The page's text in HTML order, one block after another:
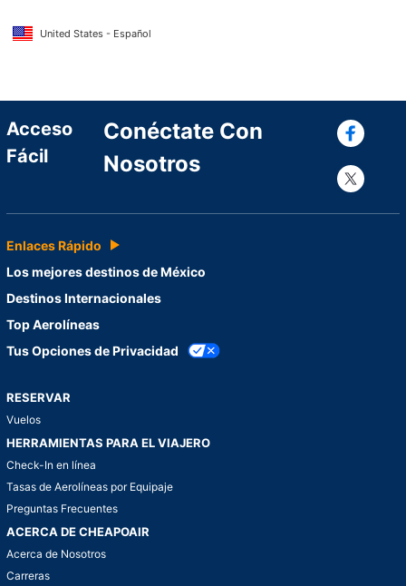
United States - Español
Acceso
Fácil
Conéctate Con
Nosotros
Enlaces Rápido
Los mejores destinos de México
Destinos Internacionales
Top Aerolíneas
Tus Opciones de Privacidad
RESERVAR
Vuelos
HERRAMIENTAS PARA EL VIAJERO
Check-In en línea
Tasas de Aerolíneas por Equipaje
Preguntas Frecuentes
ACERCA DE CHEAPOAIR
Acerca de Nosotros
Carreras